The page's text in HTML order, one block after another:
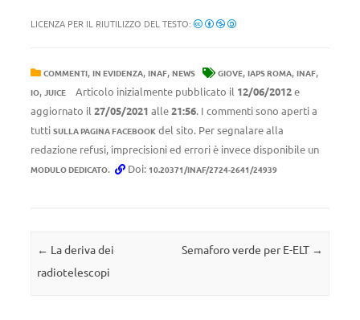
LICENZA PER IL RIUTILIZZO DEL TESTO:
COMMENTI, IN EVIDENZA, INAF, NEWS GIOVE, IAPS ROMA, INAF,
IO, JUICE Articolo inizialmente pubblicato il 12/06/2012e
aggiornato il 27/05/2021 alle21:56. I commenti sono aperti a
tutti SULLA PAGINA FACEBOOK del sito. Per segnalare alla
redazione refusi, imprecisioni ed errori è invece disponibile un
MODULO DEDICATO. Doi: 10.20371/INAF/2724-2641/24939
Navigazione articolo
← La deriva dei
radiotelescopi
Semaforo verde per E-ELT →